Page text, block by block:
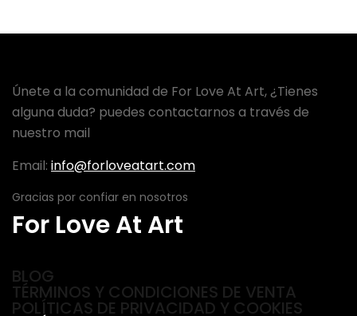
Únete a la comunidad de For Love At Art, ¿Tienes
alguna duda? puedes contactarnos a través de
nuestro mail
Email: info@forloveatart.com
Gracias por confiar en nosotros
For Love At Art
BLOG
TÉRMINOS Y CONDICIONES DE VENTA
POLÍTICAS DE PRIVACIDAD Y COOKIES